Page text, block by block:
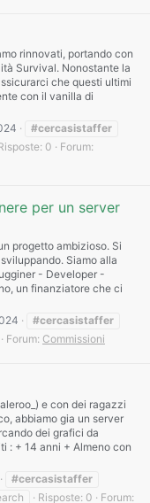
rinnovati, portando con
Survival. Nonostante la
che questi ultimi
con il vanilla di
#cercasistaffer
0
Forum:
per un server
progetto ambizioso. Si
Siamo alla
- Developer -
un finanziatore che ci
#cercasistaffer
Forum: Commissioni
e con dei ragazzi
abbiamo gia un server
dei grafici da
: + 14 anni + Almeno con
#cercasistaffer
Risposte: 0 Forum: